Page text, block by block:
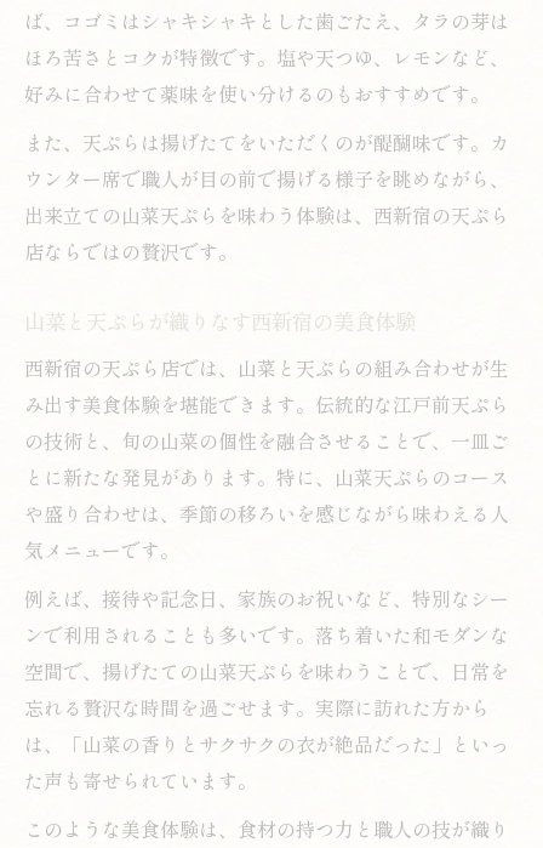
ば、コゴミはシャキシャキとした歯ごたえ、タラの芽は
ほろ苦さとコクが特徴です。塩や天つゆ、レモンなど、
好みに合わせて薬味を使い分けるのもおすすめです。
また、天ぷらは揚げたてをいただくのが醍醐味です。カ
ウンター席で職人が目の前で揚げる様子を眺めながら、
出来立ての山菜天ぷらを味わう体験は、西新宿の天ぷら
店ならではの贅沢です。
山菜と天ぷらが織りなす西新宿の美食体験
西新宿の天ぷら店では、山菜と天ぷらの組み合わせが生
み出す美食体験を堪能できます。伝統的な江戸前天ぷら
の技術と、旬の山菜の個性を融合させることで、一皿ご
とに新たな発見があります。特に、山菜天ぷらのコース
や盛り合わせは、季節の移ろいを感じながら味わえる人
気メニューです。
例えば、接待や記念日、家族のお祝いなど、特別なシー
ンで利用されることも多いです。落ち着いた和モダンな
空間で、揚げたての山菜天ぷらを味わうことで、日常を
忘れる贅沢な時間を過ごせます。実際に訪れた方から
は、「山菜の香りとサクサクの衣が絶品だった」といっ
た声も寄せられています。
このような美食体験は、食材の持つ力と職人の技が織り